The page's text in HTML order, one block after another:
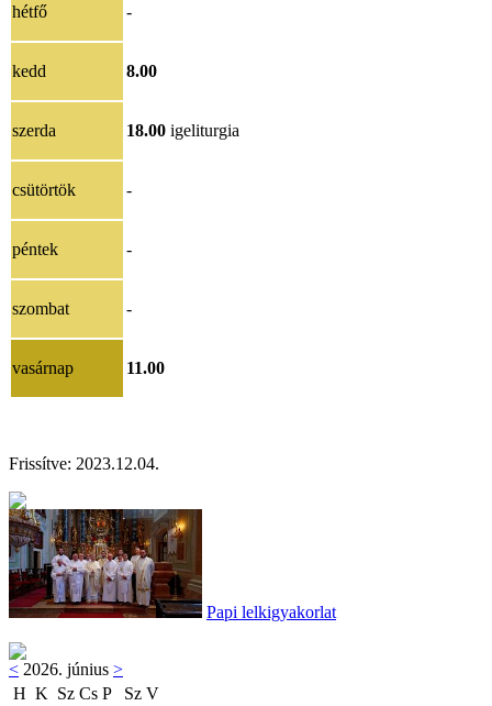
hétfő -
kedd 8.00
szerda 18.00 igeliturgia
csütörtök -
péntek -
szombat -
vasárnap 11.00
Frissítve: 2023.12.04.
Papi lelkigyakorlat
< 2026. június >
H K Sz Cs P Sz V